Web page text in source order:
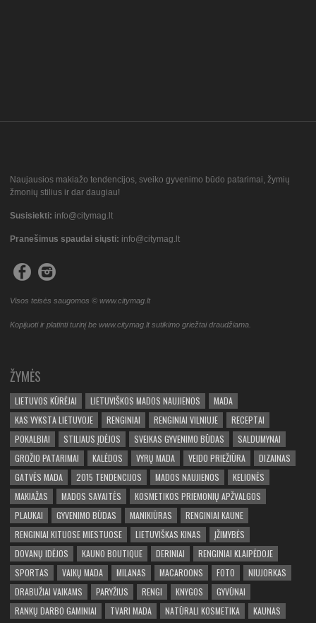
Naujausios makiažo tendencijos, sveiko gyvenimo būdo patarimai, žymių
žmonių stilius ir dar daugiau!
Susisiekti: info@citymag.lt
Pranešimus spaudai siųsti: info@citymag.lt
Visos teisės saugomos © www.citymag.lt
Kopijuoti ir platinti turinį be www.citymag.lt sutikimo griežtai draudžiama.
ŽYMĖS
LIETUVOS KŪRĖJAI LIETUVIŠKOS MADOS NAUJIENOS
MADA
KAS VYKSTA LIETUVOJE
RENGINIAI RENGINIAI VILNIUJE
RECEPTAI
POKALBIAI
STILIAUS ĮDĖJOS SVEIKAS GYVENIMO BŪDAS
SALDUMYNAI
GROŽIO PATARIMAI
KALĖDOS VYRŲ MADA VEIDO PRIEŽIŪRA
DIZAINAS
GATVĖS MADA
2015 TENDENCIJOS MADOS NAUJIENOS
KELIONĖS
MAKIAŽAS
MADOS SAVAITĖS
KOSMETIKOS PRIEMONIŲ APŽVALGOS
PLAUKAI
GYVENIMO BŪDAS MANIKIŪRAS
RENGINIAI KAUNE
RENGINIAI KITUOSE MIESTUOSE
LIETUVIŠKAS KINAS
ĮŽIMYBĖS
DOVANŲ IDĖJOS
KAUNO BOUTIQUE DERINIAI
RENGINIAI KLAIPĖDOJE
SPORTAS
VAIKŲ MADA MILANAS MACAROONS FOTO
NIUJORKAS
DRABUŽIAI VAIKAMS
PARYŽIUS RENGI KNYGOS
GYVŪNAI
RANKŲ DARBO GAMINIAI
TVARI MADA NATŪRALI KOSMETIKA KAUNAS